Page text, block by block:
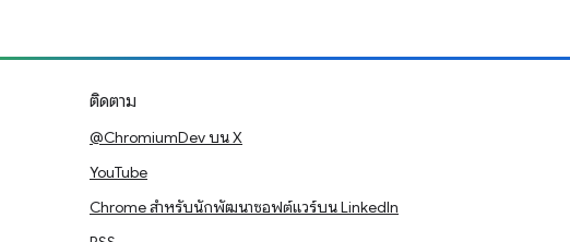
ติดตาม
@ChromiumDev บน X
YouTube
Chrome สำหรับนักพัฒนาซอฟต์แวร์บน LinkedIn